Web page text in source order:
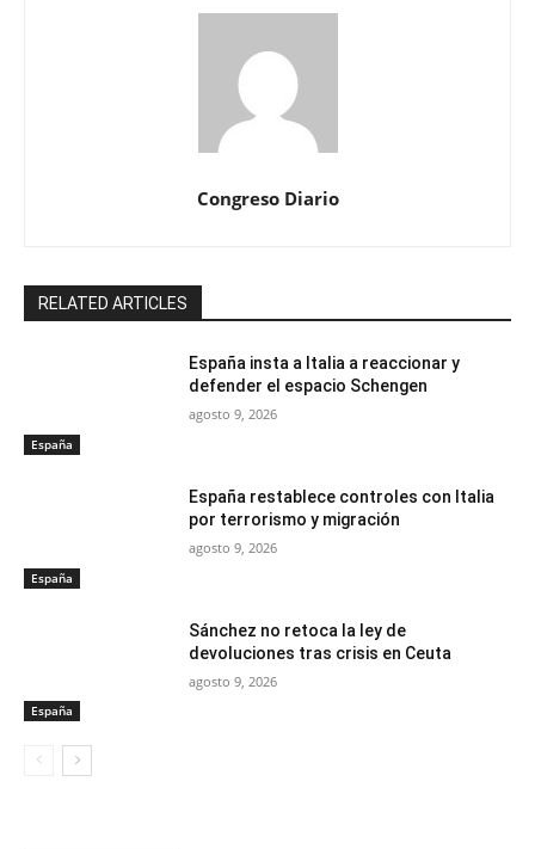
Congreso Diario
RELATED ARTICLES
España
España insta a Italia a reaccionar y
defender el espacio Schengen
agosto 9, 2026
España
España restablece controles con Italia
por terrorismo y migración
agosto 9, 2026
España
Sánchez no retoca la ley de
devoluciones tras crisis en Ceuta
agosto 9, 2026